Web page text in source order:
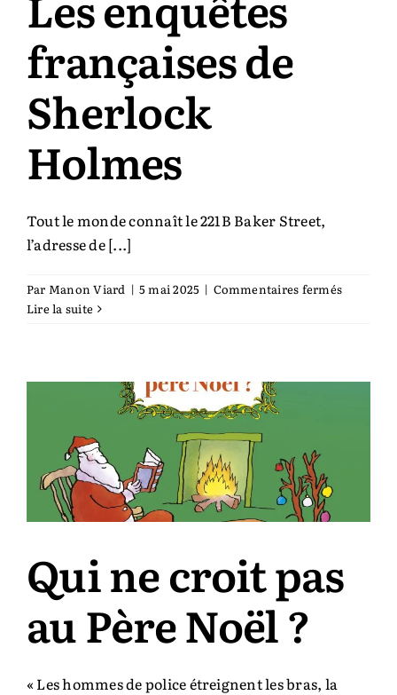
françaises de
Sherlock
Holmes
Tout le monde connaît le 221B Baker Street,
l’adresse de [...]
Par Manon Viard | 5 mai 2025 | Commentaires ferméssur
Sherlock
Lire la suite
Qui ne croit pas
au Père Noël ?
« Les hommes de police étreignent les bras, la